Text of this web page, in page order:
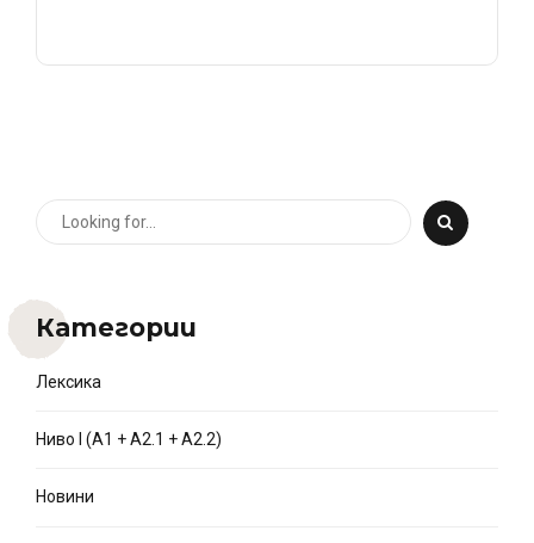
Категории
Лексика
Ниво I (A1 + A2.1 + A2.2)
Новини